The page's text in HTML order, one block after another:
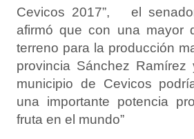
Cevicos 2017”, el
afirmó que con una mayor
terreno para la producción
provincia Sánchez Ramírez
municipio de Cevicos
una importante potencia
fruta en el mundo”